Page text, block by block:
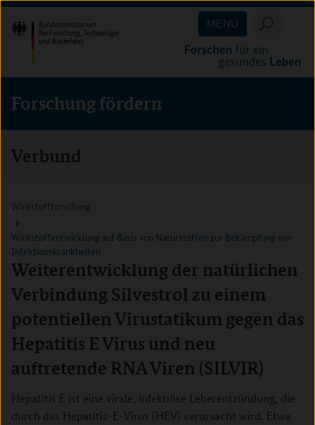
Direkt
zum
Inhalt
(Eingabetaste)
Direkt
zum
Hauptmenu
(Eingabetaste)
Direkt
zur
Suche
(Eingabetaste)
MENU
Forschung fördern
Verbund
Wirkstoffforschung
Wirkstoffentwicklung auf Basis von Naturstoffen zur Bekämpfung von
Infektionskrankheiten
Weiterentwicklung der natürlichen
Verbindung Silvestrol zu einem
potentiellen Virustatikum gegen das
Hepatitis E Virus und neu
auftretende RNA Viren (SILVIR)
Hepatitis E ist eine virale, infektiöse Leberentzündung, die
durch das Hepatitis-E-Virus (HEV) verursacht wird. Etwa